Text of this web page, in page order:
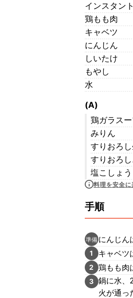
インスタン
鶏もも肉
キャベツ
にんじん
しいたけ
もやし
水
(A)
鶏ガラス
みりん
すりおろ
すりおろ
塩こしょう
料理を安全
手順
準備 にんじん
1 キャベツ
2 鶏もも肉
3 鍋に水、
火が通っ